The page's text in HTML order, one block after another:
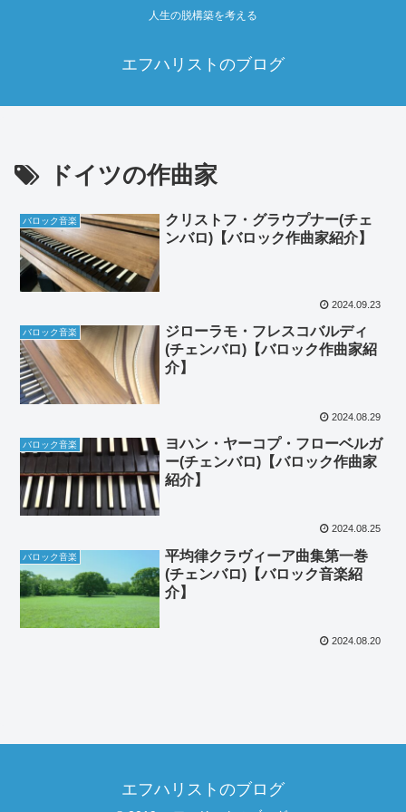
人生の脱構築を考える
エフハリストのブログ
ドイツの作曲家
バロック音楽
クリストフ・グラウプナー(チェ
ンバロ)【バロック作曲家紹介】
2024.09.23
バロック音楽
ジローラモ・フレスコバルディ
(チェンバロ)【バロック作曲家紹
介】
2024.08.29
バロック音楽
ヨハン・ヤーコプ・フローベルガ
ー(チェンバロ)【バロック作曲家
紹介】
2024.08.25
バロック音楽
平均律クラヴィーア曲集第一巻
(チェンバロ)【バロック音楽紹
介】
2024.08.20
エフハリストのブログ